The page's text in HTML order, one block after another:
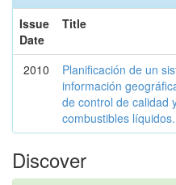
Issue
Date
Title
2010
Planificación de un
información
de control de calidad
combustibles líquidos.
Discover